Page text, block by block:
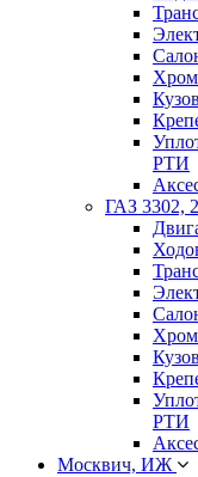
Хром
Кузов
РТИ
ГАЗ 3302,
Хром
Кузов
РТИ
Москвич, ИЖ